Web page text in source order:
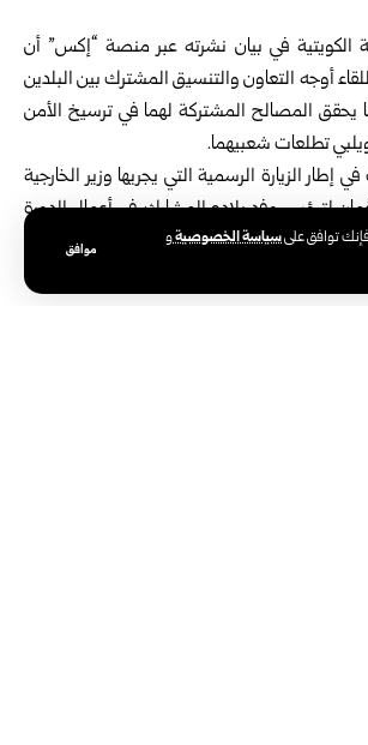
توافق علىسياسة الخصوصيةو
موافق
الكويتية في بيان نشرته عبر منصة “إكس” أن
أوجه التعاون والتنسيق المشترك بين البلدين
يحقق المصالح المشتركة لهما في ترسيخ الأمن
ويلبي تطلعات شعبيهما.
إطار الزيارة الرسمية التي يجريها وزير الخارجية
لترؤس وفد بلاده المشارك في أعمال الدورة
العُمانية المشتركة التي تستضيفها مسقط.